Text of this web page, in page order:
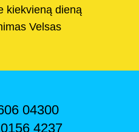
kiekvieną dieną
Velsas
04300
4237